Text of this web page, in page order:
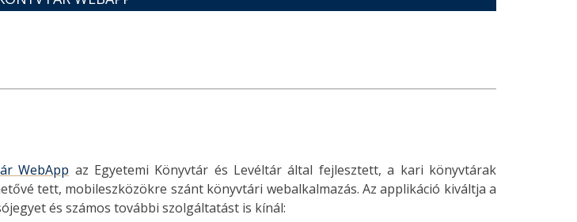
WebApp az Egyetemi Könyvtár és Levéltár által fejlesztett, a kari könyvtárak
tett, mobileszközökre szánt könyvtári webalkalmazás. Az applikáció kiváltja a
és számos további szolgáltatást is kínál: